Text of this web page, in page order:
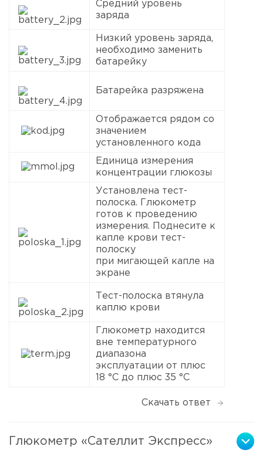
Средний уровень
заряда
Низкий уровень заряда,
необходимо заменить
батарейку
Батарейка разряжена
Отображается рядом со
значением
установленного кода
Единица измерения
концентрации глюкозы
Установлена тест-
полоска. Глюкометр
готов к проведению
измерения. Поднесите к
капле крови тест-
полоску
при мигающей капле на
экране
Тест-полоска втянула
каплю крови
Глюкометр находится
вне температурного
диапазона
эксплуатации от плюс
18 °С до плюс 35 °С
Скачать ответ
Глюкометр «Сателлит Экспресс»